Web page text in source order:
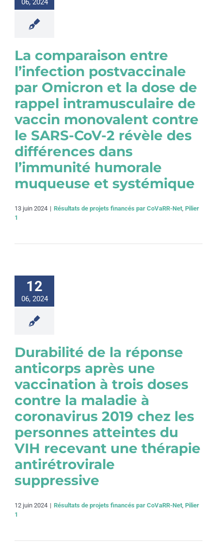
06, 2024
La comparaison entre
l’infection postvaccinale
par Omicron et la dose de
rappel intramusculaire de
vaccin monovalent contre
le SARS-CoV-2 révèle des
différences dans
l’immunité humorale
muqueuse et systémique
13 juin 2024 | Résultats de projets financés par CoVaRR-Net, Pilier
1
12
06, 2024
Durabilité de la réponse
anticorps après une
vaccination à trois doses
contre la maladie à
coronavirus 2019 chez les
personnes atteintes du
VIH recevant une thérapie
antirétrovirale
suppressive
12 juin 2024 | Résultats de projets financés par CoVaRR-Net, Pilier
1